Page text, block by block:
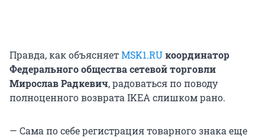
Правда, как объясняетMSK1.RUкоординатор
Федерального общества сетевой торговли
Мирослав Радкевич, радоваться по поводу
полноценного возврата IKEA слишком рано.
— Сама по себе регистрация товарного знака еще